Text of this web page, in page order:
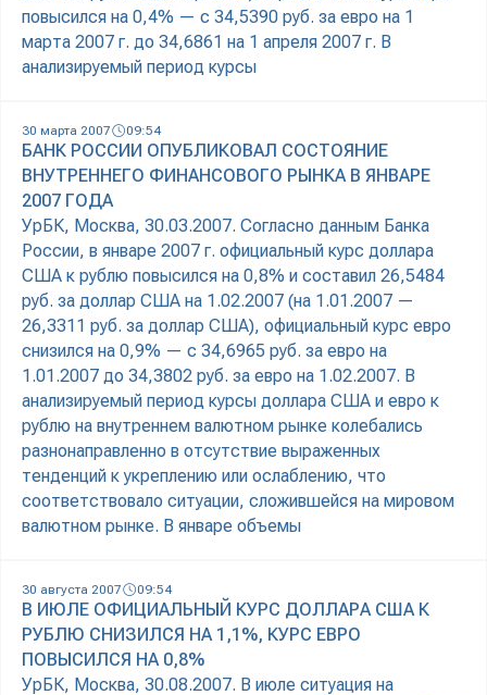
повысился на 0,4% — с 34,5390 руб. за евро на 1
марта 2007 г. до 34,6861 на 1 апреля 2007 г. В
анализируемый период курсы
30 марта 2007 09:54
БАНК РОССИИ ОПУБЛИКОВАЛ СОСТОЯНИЕ
ВНУТРЕННЕГО ФИНАНСОВОГО РЫНКА В ЯНВАРЕ
2007 ГОДА
УрБК, Москва, 30.03.2007. Согласно данным Банка
России, в январе 2007 г. официальный курс доллара
США к рублю повысился на 0,8% и составил 26,5484
руб. за доллар США на 1.02.2007 (на 1.01.2007 —
26,3311 руб. за доллар США), официальный курс евро
снизился на 0,9% — с 34,6965 руб. за евро на
1.01.2007 до 34,3802 руб. за евро на 1.02.2007. В
анализируемый период курсы доллара США и евро к
рублю на внутреннем валютном рынке колебались
разнонаправленно в отсутствие выраженных
тенденций к укреплению или ослаблению, что
соответствовало ситуации, сложившейся на мировом
валютном рынке. В январе объемы
30 августа 2007 09:54
В ИЮЛЕ ОФИЦИАЛЬНЫЙ КУРС ДОЛЛАРА США К
РУБЛЮ СНИЗИЛСЯ НА 1,1%, КУРС ЕВРО
ПОВЫСИЛСЯ НА 0,8%
УрБК, Москва, 30.08.2007. В июле ситуация на